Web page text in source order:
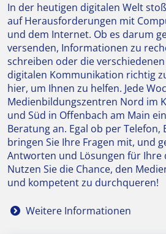
In der heutigen digitalen Welt
auf Herausforderungen mit
und dem Internet. Ob es darum
versenden, Informationen zu
schreiben oder die
digitalen Kommunikation richtig
hier, um Ihnen zu helfen. Jede
Medienbildungszentren Nord im
und Süd in Offenbach am Main
Beratung an. Egal ob per Telefon,
bringen Sie Ihre Fragen mit, und
Antworten und Lösungen für Ihre
Nutzen Sie die Chance, den
und kompetent zu durchqueren!
Weitere Informationen